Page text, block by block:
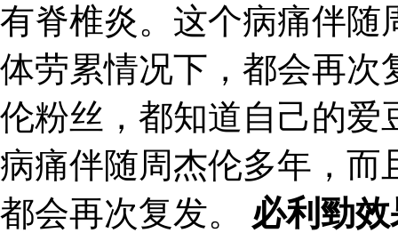
有脊椎炎。这个病痛伴随
体劳累情况下，都会再次
伦粉丝，都知道自己的爱
病痛伴随周杰伦多年，而
都会再次复发。 必利勁效